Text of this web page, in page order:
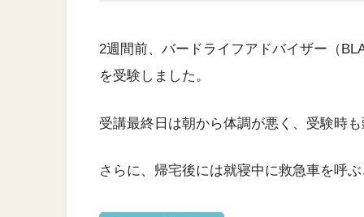
2週間前、バードライフアドバイザー（
を受験しました。
受講最終日は朝から体調が悪く、受験時
さらに、帰宅後には就寝中に救急車を呼